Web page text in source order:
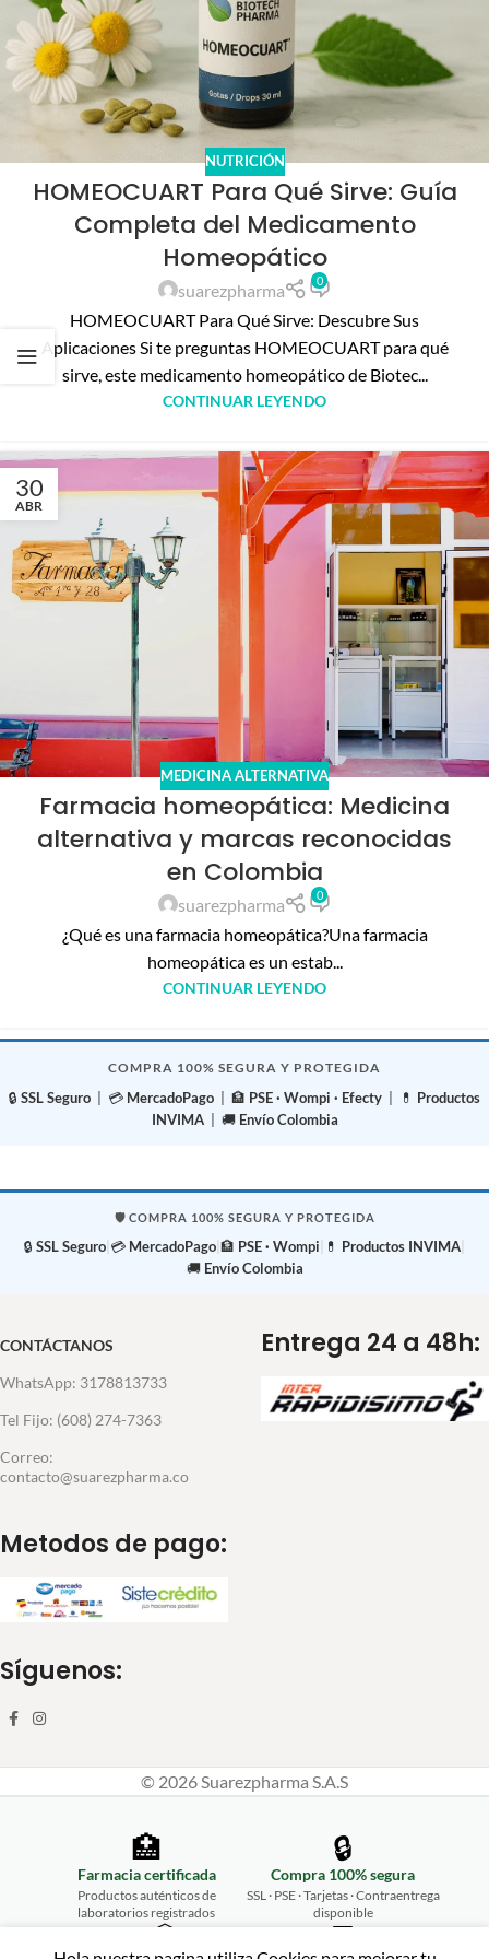
NUTRICIÓN
HOMEOCUART Para Qué Sirve: Guía
Completa del Medicamento
Homeopático
suarezpharma 0
HOMEOCUART Para Qué Sirve: Descubre Sus
Aplicaciones Si te preguntas HOMEOCUART para qué
sirve, este medicamento homeopático de Biotec...
CONTINUAR LEYENDO
30
ABR
MEDICINA ALTERNATIVA
Farmacia homeopática: Medicina
alternativa y marcas reconocidas
en Colombia
suarezpharma 0
¿Qué es una farmacia homeopática?Una farmacia
homeopática es un estab...
CONTINUAR LEYENDO
COMPRA 100% SEGURA Y PROTEGIDA
🔒 SSL Seguro | 💳 MercadoPago | 🏦 PSE · Wompi · Efecty | 💊 Productos
INVIMA| 🚚 Envío Colombia
🛡️ COMPRA 100% SEGURA Y PROTEGIDA
🔒 SSL Seguro|💳 MercadoPago|🏦 PSE · Wompi| 💊 Productos INVIMA|
🚚 Envío Colombia
CONTÁCTANOS
WhatsApp: 3178813733
Tel Fijo: (608) 274-7363
Correo:
contacto@suarezpharma.co
Metodos de pago:
Entrega 24 a 48h:
Síguenos:
© 2026 Suarezpharma S.A.S
🏥
Farmacia certificada
Productos auténticos de
laboratorios registrados
🔒
Compra 100% segura
SSL · PSE · Tarjetas · Contraentrega
disponible
📦 💬